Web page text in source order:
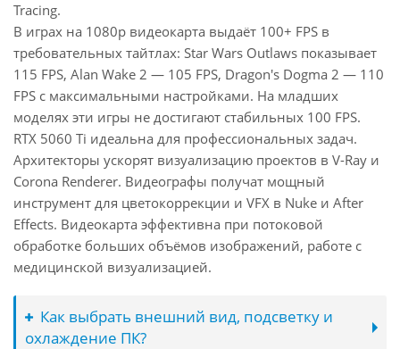
Tracing.
В играх на 1080p видеокарта выдаёт 100+ FPS в
требовательных тайтлах: Star Wars Outlaws показывает
115 FPS, Alan Wake 2 — 105 FPS, Dragon's Dogma 2 — 110
FPS с максимальными настройками. На младших
моделях эти игры не достигают стабильных 100 FPS.
RTX 5060 Ti идеальна для профессиональных задач.
Архитекторы ускорят визуализацию проектов в V-Ray и
Corona Renderer. Видеографы получат мощный
инструмент для цветокоррекции и VFX в Nuke и After
Effects. Видеокарта эффективна при потоковой
обработке больших объёмов изображений, работе с
медицинской визуализацией.
Как выбрать внешний вид, подсветку и
охлаждение ПК?